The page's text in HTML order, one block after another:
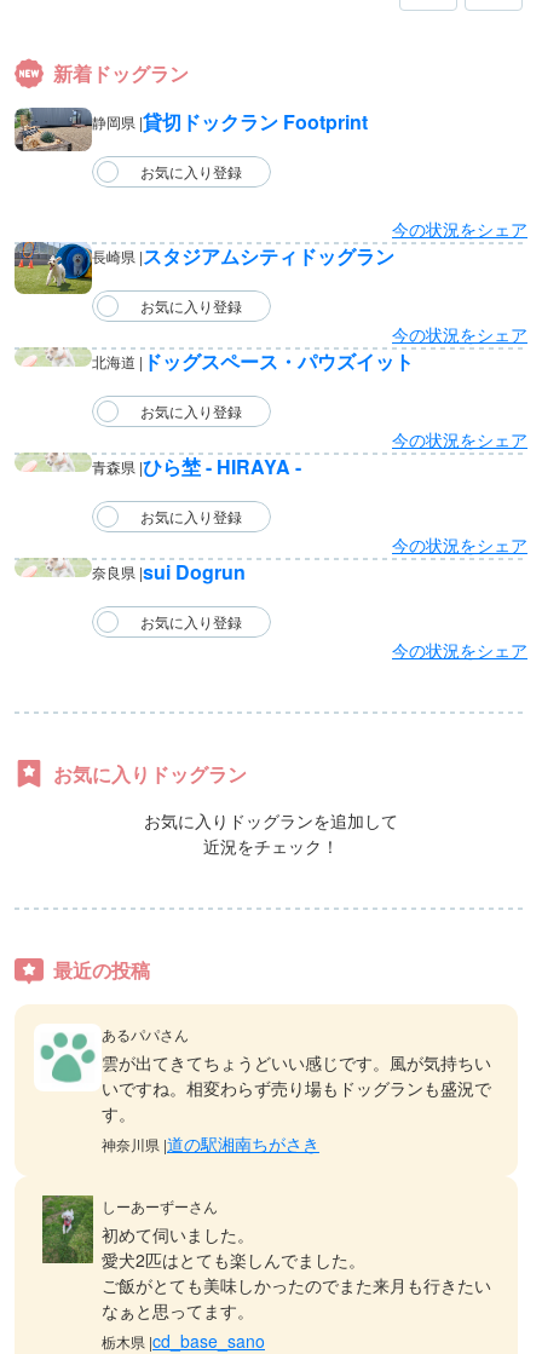
新着ドッグラン
静岡県 |貸切ドックラン Footprint
今の状況をシェア
長崎県 |スタジアムシティドッグラン
今の状況をシェア
北海道 | ドッグスペース・パウズイット
今の状況をシェア
青森県 |ひら埜 - HIRAYA -
今の状況をシェア
奈良県 |sui Dogrun
今の状況をシェア
お気に入りドッグラン
お気に入りドッグランを追加して
近況をチェック！
最近の投稿
あるパパさん
雲が出てきてちょうどいい感じです。風が気持ちい
いですね。相変わらず売り場もドッグランも盛況で
す。
神奈川県 |道の駅湘南ちがさき
しーあーずーさん
初めて伺いました。
愛犬2匹はとても楽しんでました。
ご飯がとても美味しかったのでまた来月も行きたい
なぁと思ってます。
栃木県 |cd_base_sano